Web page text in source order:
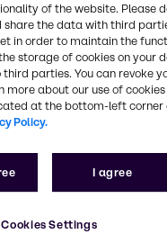
pour la récolte
agriculteur
aider à maintenir
chimiques
les parasites et
du phosphate
of the website. Please
the data with third
in order to maintain the
storage of cookies on your
parties. You can revoke
about our use of cookies
at the bottom-left corner
Policy.
I agree
Cookies Settings